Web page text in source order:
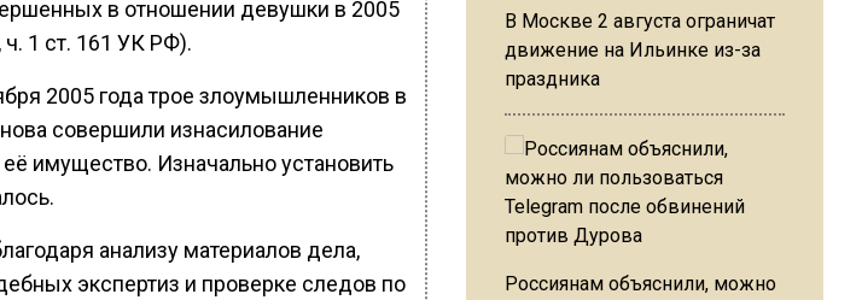
в отношении девушки в 2005
ч. 1 ст. 161 УК РФ).
2005 года трое злоумышленников в
совершили изнасилование
имущество. Изначально установить
анализу материалов дела,
экспертиз и проверке следов по
В Москве 2 августа ограничат
движение на Ильинке из-за
праздника
Россиянам объяснили, можно